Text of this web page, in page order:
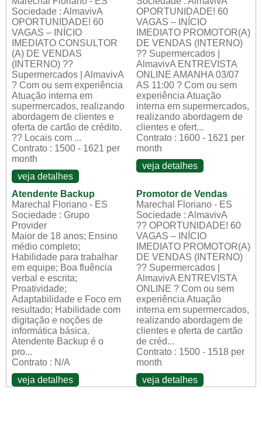
Sociedade : AlmavivA
OPORTUNIDADE! 60
VAGAS – INÍCIO
IMEDIATO CONSULTOR
(A) DE VENDAS
(INTERNO) ??
Supermercados | AlmavivA
? Com ou sem experiência
Atuação interna em
supermercados, realizando
abordagem de clientes e
oferta de cartão de crédito.
?? Locais com ...
Contrato : 1500 - 1621 per
month
veja detalhes
OPORTUNIDADE! 60
VAGAS – INÍCIO
IMEDIATO PROMOTOR(A)
DE VENDAS (INTERNO)
?? Supermercados |
AlmavivA ENTREVISTA
ONLINE AMANHA 03/07
AS 11:00 ? Com ou sem
experiência Atuação
interna em supermercados,
realizando abordagem de
clientes e ofert...
Contrato : 1600 - 1621 per
month
veja detalhes
Atendente Backup
Marechal Floriano - ES
Sociedade : Grupo
Provider
Maior de 18 anos; Ensino
médio completo;
Habilidade para trabalhar
em equipe; Boa fluência
verbal e escrita;
Proatividade;
Adaptabilidade e Foco em
resultado; Habilidade com
digitação e noções de
informática básica.
Atendente Backup é o
pro...
Contrato : N/A
veja detalhes
Promotor de Vendas
Marechal Floriano - ES
Sociedade : AlmavivA
?? OPORTUNIDADE! 60
VAGAS – INÍCIO
IMEDIATO PROMOTOR(A)
DE VENDAS (INTERNO)
?? Supermercados |
AlmavivA ENTREVISTA
ONLINE ? Com ou sem
experiência Atuação
interna em supermercados,
realizando abordagem de
clientes e oferta de cartão
de créd...
Contrato : 1500 - 1518 per
month
veja detalhes